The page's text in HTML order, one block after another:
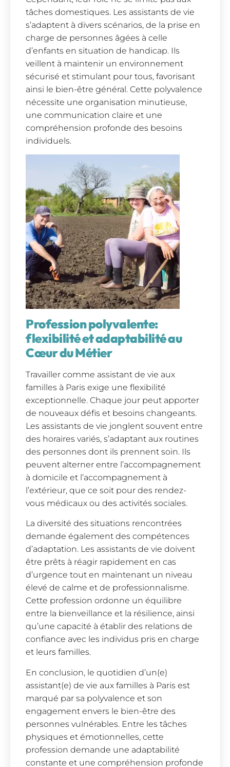
tâches domestiques. Les assistants de vie
s’adaptent à divers scénarios, de la prise en
charge de personnes âgées à celle
d’enfants en situation de handicap. Ils
veillent à maintenir un environnement
sécurisé et stimulant pour tous, favorisant
ainsi le bien-être général. Cette polyvalence
nécessite une organisation minutieuse,
une communication claire et une
compréhension profonde des besoins
individuels.
Profession polyvalente:
flexibilité et adaptabilité au
Cœur du Métier
Travailler comme assistant de vie aux
familles à Paris exige une flexibilité
exceptionnelle. Chaque jour peut apporter
de nouveaux défis et besoins changeants.
Les assistants de vie jonglent souvent entre
des horaires variés, s’adaptant aux routines
des personnes dont ils prennent soin. Ils
peuvent alterner entre l’accompagnement
à domicile et l’accompagnement à
l’extérieur, que ce soit pour des rendez-
vous médicaux ou des activités sociales.
La diversité des situations rencontrées
demande également des compétences
d’adaptation. Les assistants de vie doivent
être prêts à réagir rapidement en cas
d’urgence tout en maintenant un niveau
élevé de calme et de professionnalisme.
Cette profession ordonne un équilibre
entre la bienveillance et la résilience, ainsi
qu’une capacité à établir des relations de
confiance avec les individus pris en charge
et leurs familles.
En conclusion, le quotidien d’un(e)
assistant(e) de vie aux familles à Paris est
marqué par sa polyvalence et son
engagement envers le bien-être des
personnes vulnérables. Entre les tâches
physiques et émotionnelles, cette
profession demande une adaptabilité
constante et une compréhension profonde